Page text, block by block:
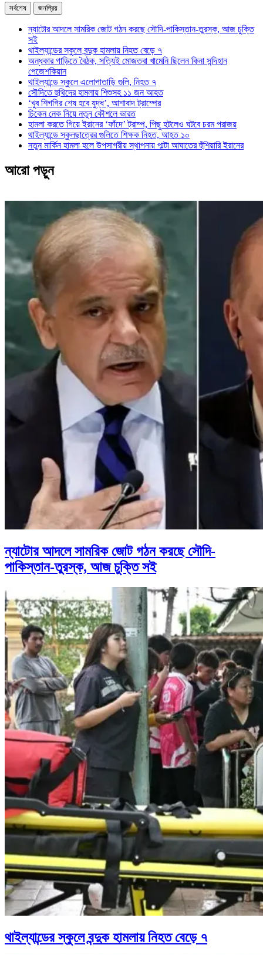
সর্বশেষ জনপ্রিয়
ন্যাটোর আদলে সামরিক জোট গঠন করছে সৌদি-পাকিস্তান-তুরস্ক, আজ চুক্তি
সই
থাইল্যান্ডের স্কুলে বন্দুক হামলায় নিহত বেড়ে ৭
অন্ধকার গাড়িতে বৈঠক, সত্যিই মোজতবা খামেনি ছিলেন কিনা সন্দিহান
পেজেশকিয়ান
থাইল্যান্ডে স্কুলে এলোপাতাড়ি গুলি, নিহত ৭
সৌদিতে হুথিদের হামলায় শিশুসহ ১১ জন আহত
‘খুব শিগগির শেষ হবে যুদ্ধ’, আশাবাদ ট্রাম্পের
চিকেন নেক নিয়ে নতুন কৌশলে ভারত
হামলা করতে গিয়ে ইরানের ‘ফাঁদে’ ট্রাম্প, পিছু হটলেও ঘটবে চরম পরাজয়
থাইল্যান্ডে স্কুলছাত্রের গুলিতে শিক্ষক নিহত, আহত ১০
নতুন মার্কিন হামলা হলে উপসাগরীয় স্থাপনায় পাল্টা আঘাতের হুঁশিয়ারি ইরানের
আরো পড়ুন
ন্যাটোর আদলে সামরিক জোট গঠন করছে সৌদি-
পাকিস্তান-তুরস্ক, আজ চুক্তি সই
থাইল্যান্ডের স্কুলে বন্দুক হামলায় নিহত বেড়ে ৭